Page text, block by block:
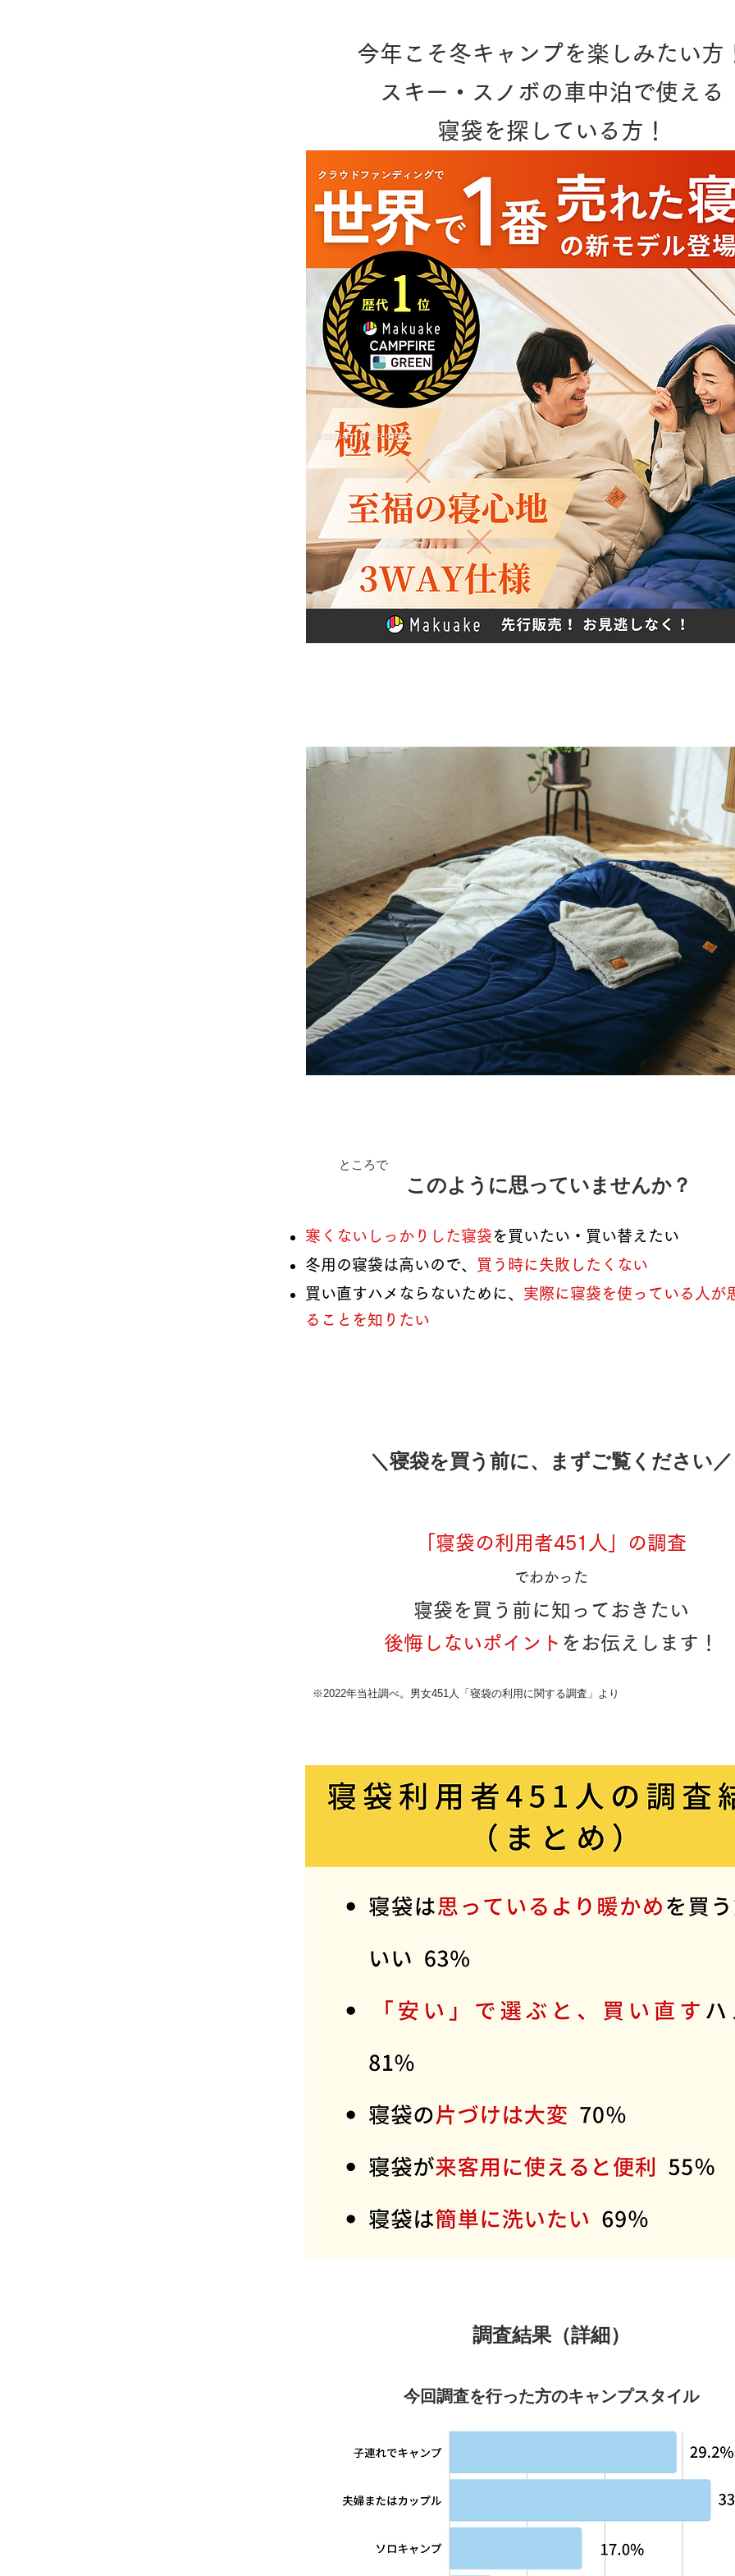
今年こそ冬キャンプを楽しみたい方
スキー・スノボの車中泊で使える
寝袋を探している方！
このように思っていませんか？
ところで
​​寒くないしっかりした寝袋 を買いたい・買い替えたい
冬用の寝袋は高いので、
買う時に失敗したくない
買い直すハメならないために、 実際に寝袋を使っている人が
ることを知りたい
​＼寝袋を買う前に、まずご覧ください／
「寝袋の利用者451人」の調査
でわかった
寝袋を買う前に知っておきたい
後悔しないポイント をお伝えします！
※2022年当社調べ。男女451人「寝袋の利用に関する調査」より
調査結果（詳細）
今回調査を行った方のキャンプスタイル